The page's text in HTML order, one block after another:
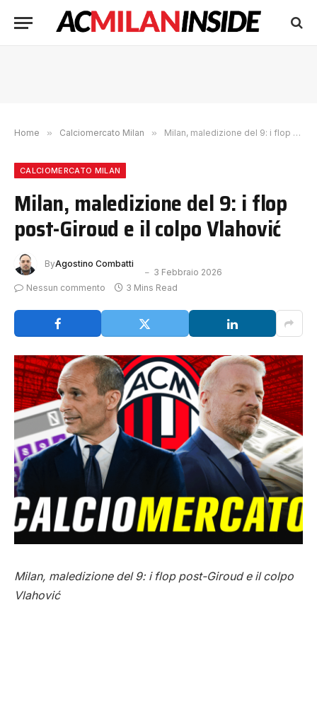
Home » Calciomercato Milan » Milan, maledizione del 9: i flop post-Giroud e il colpo Vlahović
CALCIOMERCATO MILAN
Milan, maledizione del 9: i flop
post-Giroud e il colpo Vlahović
ByAgostino Combatti
3 Febbraio 2026
Nessun commento
3 Mins Read
Milan, maledizione del 9: i flop post-Giroud e il colpo
Vlahović